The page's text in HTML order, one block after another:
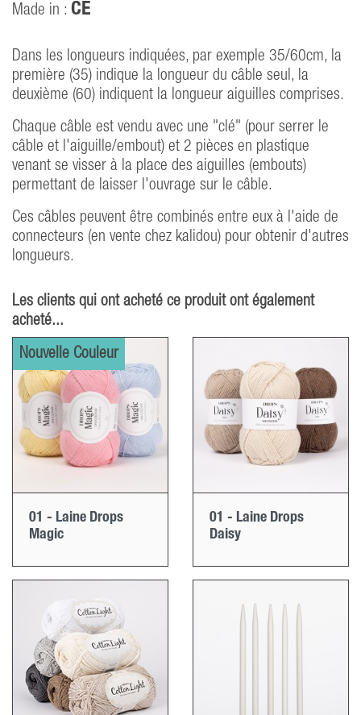
Made in : CE
Dans les longueurs indiquées, par exemple 35/60cm, la
première (35) indique la longueur du câble seul, la
deuxième (60) indiquent la longueur aiguilles comprises.
Chaque câble est vendu avec une "clé" (pour serrer le
câble et l'aiguille/embout) et 2 pièces en plastique
venant se visser à la place des aiguilles (embouts)
permettant de laisser l'ouvrage sur le câble.
Ces câbles peuvent être combinés entre eux à l'aide de
connecteurs (en vente chez kalidou) pour obtenir d'autres
longueurs.
Les clients qui ont acheté ce produit ont également
acheté...
Nouvelle Couleur
01 - Laine Drops
Magic
01 - Laine Drops
Daisy